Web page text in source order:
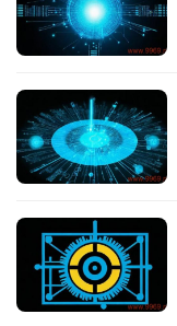
云
器
虚
拟